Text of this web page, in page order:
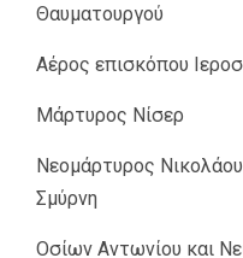
Θαυματουργού
Αέρος επισκόπου
Μάρτυρος Νίσερ
Νεομάρτυρος
Σμύρνη
Οσίων Αντωνίου και